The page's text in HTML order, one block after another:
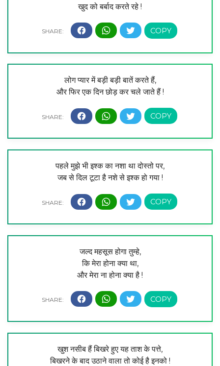
खुद को बर्बाद करते रहे !
लोग प्यार में बड़ी बड़ी बातें करते हैं,
और फिर एक दिन छोड़ कर चले जाते हैं !
पहले मुझे भी इश्क का नशा था दोस्तो पर,
जब से दिल टूटा है नशे से इश्क हो गया !
जल्द महसूस होगा तुम्हे,
कि मेरा होना क्या था,
और मेरा ना होना क्या है !
खुश नसीब हैं बिखरे हुए यह ताश के पत्ते,
बिखरने के बाद उठाने वाला तो कोई है इनको !